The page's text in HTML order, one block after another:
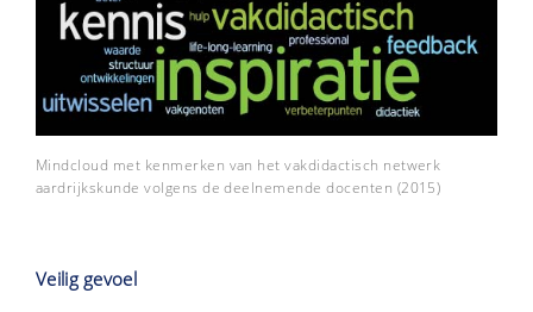
Mindcloud met kenmerken van het vakdidactisch netwerk
aardrijkskunde volgens de deelnemende docenten (2015)
Veilig gevoel